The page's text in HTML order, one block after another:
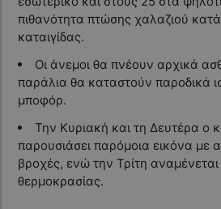
πιθανότητα πτώσης χαλαζιού κατά
καταιγίδας.
Οι άνεμοι θα πνέουν αρχικά
παράλια θα καταστούν παροδικά
μποφόρ.
Την Κυριακή και τη Δευτέρα ο
παρουσιάσει παρόμοια εικόνα με
βροχές, ενώ την Τρίτη
θερμοκρασίας.